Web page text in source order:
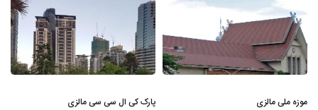
موزه ملی مالزی پارک کی ال سی سی مالزی